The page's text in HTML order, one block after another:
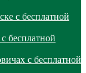
с бесплатной
бесплатной
с бесплатной